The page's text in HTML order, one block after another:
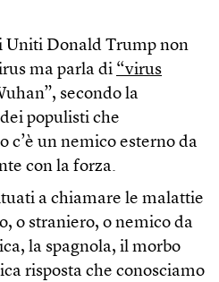
Uniti Donald Trump non
ma parla di “virus
secondo la
populisti che
c’è un nemico esterno da
con la forza.
a chiamare le malattie
o straniero, o nemico da
la spagnola, il morbo
risposta che conosciamo